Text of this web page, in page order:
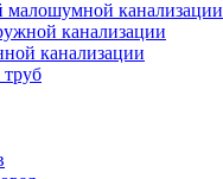
малошумной канализации
канализации
канализации